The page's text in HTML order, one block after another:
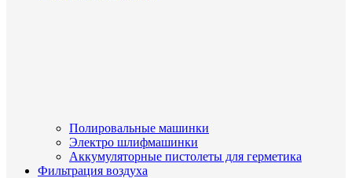
Полировальные машинки
Электро шлифмашинки
Аккумуляторные пистолеты для герметика
Фильтрация воздуха